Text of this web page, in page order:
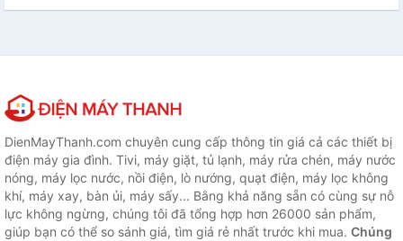
DienMayThanh.com chuyên cung cấp thông tin giá cả các thiết bị
điện máy gia đình. Tivi, máy giặt, tủ lạnh, máy rửa chén, máy nước
nóng, máy lọc nước, nồi điện, lò nướng, quạt điện, máy lọc không
khí, máy xay, bàn ủi, máy sấy... Bằng khả năng sẵn có cùng sự nỗ
lực không ngừng, chúng tôi đã tổng hợp hơn 26000 sản phẩm,
giúp bạn có thể so sánh giá, tìm giá rẻ nhất trước khi mua. Chúng